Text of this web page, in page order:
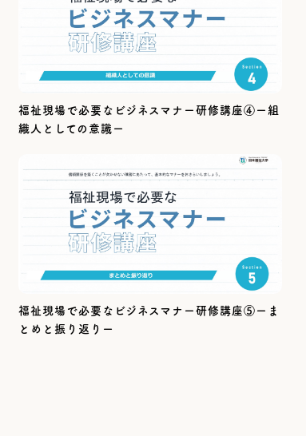
福祉現場で必要なビジネスマナー研修講座④ー組
織人としての意識ー
福祉現場で必要なビジネスマナー研修講座⑤ーま
とめと振り返りー